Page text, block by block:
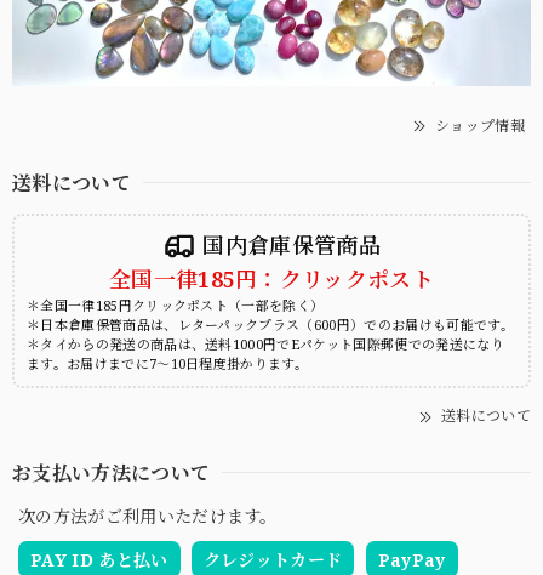
ショップ情報
送料について
国内倉庫保管商品
全国一律185円：クリックポスト
＊全国一律185円クリックポスト（一部を除く）
＊日本倉庫保管商品は、レターパックプラス（600円）でのお届けも可能です。
＊タイからの発送の商品は、送料1000円でEパケット国際郵便での発送になり
ます。お届けまでに7～10日程度掛かります。
送料について
お支払い方法について
次の方法がご利用いただけます。
PAY ID あと払い
クレジットカード PayPay